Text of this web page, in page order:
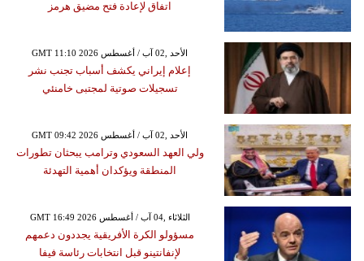
اتفاق لإعادة فتح مضيق هرمز
GMT 11:10 2026 الأحد ,02 آب / أغسطس
إعلام إيراني يكشف أسباب تجنب نشر
تسجيلات صوتية لمجتبى خامنئي
GMT 09:42 2026 الأحد ,02 آب / أغسطس
ولي العهد السعودي وترامب يبحثان تطورات
المنطقة ويؤكدان أهمية التهدئة
GMT 16:49 2026 الثلاثاء ,04 آب / أغسطس
مسؤولو الكرة الأفريقية يجددون دعمهم
لإنفانتينو قبل انتخابات رئاسة فيفا